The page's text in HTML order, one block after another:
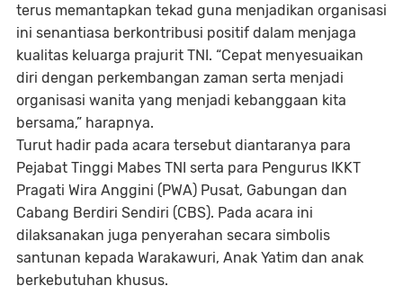
terus memantapkan tekad guna menjadikan organisasi
ini senantiasa berkontribusi positif dalam menjaga
kualitas keluarga prajurit TNI. “Cepat menyesuaikan
diri dengan perkembangan zaman serta menjadi
organisasi wanita yang menjadi kebanggaan kita
bersama,” harapnya.
Turut hadir pada acara tersebut diantaranya para
Pejabat Tinggi Mabes TNI serta para Pengurus IKKT
Pragati Wira Anggini (PWA) Pusat, Gabungan dan
Cabang Berdiri Sendiri (CBS). Pada acara ini
dilaksanakan juga penyerahan secara simbolis
santunan kepada Warakawuri, Anak Yatim dan anak
berkebutuhan khusus.